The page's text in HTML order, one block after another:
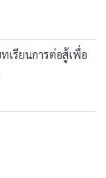
เรียนการต่อสู้เพื่อ